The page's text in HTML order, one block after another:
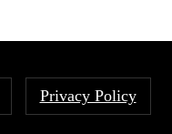
Privacy Policy